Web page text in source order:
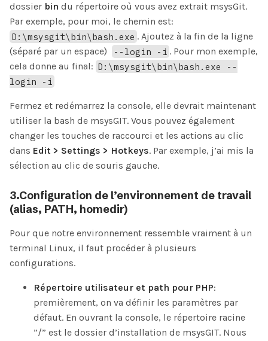
dossier bin du répertoire où vous avez extrait msysGit.
Par exemple, pour moi, le chemin est:
D:\msysgit\bin\bash.exe . Ajoutez à la fin de la ligne
(séparé par un espace)
--login -i . Pour mon exemple,
cela donne au final: D:\msysgit\bin\bash.exe --
login -i
Fermez et redémarrez la console, elle devrait maintenant
utiliser la bash de msysGIT. Vous pouvez également
changer les touches de raccourci et les actions au clic
dans Edit > Settings > Hotkeys. Par exemple, j’ai mis la
sélection au clic de souris gauche.
3.Configuration de l’environnement de travail
(alias, PATH, homedir)
Pour que notre environnement ressemble vraiment à un
terminal Linux, il faut procéder à plusieurs
configurations.
Répertoire utilisateur et path pour PHP:
premièrement, on va définir les paramètres par
défaut. En ouvrant la console, le répertoire racine
”/” est le dossier d’installation de msysGIT. Nous